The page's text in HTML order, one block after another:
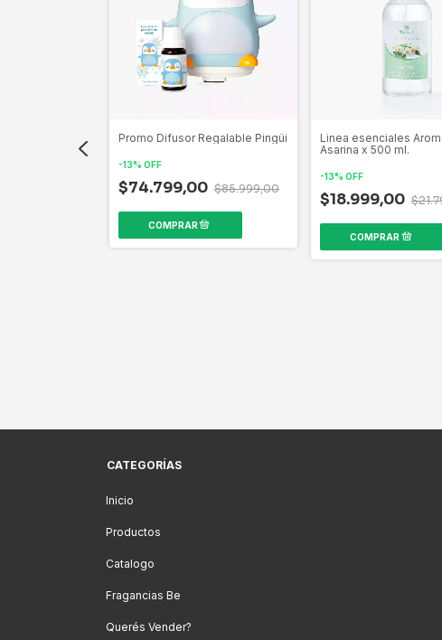
Promo Difusor Regalable Pingüi
-13% OFF
$74.799,00 $85.999,00
Linea esenciales
Asarina x 500 ml.
-13%OFF
$18.999,00
CATEGORÍAS
Inicio
Productos
Catalogo
Fragancias Be
Querés Vender?